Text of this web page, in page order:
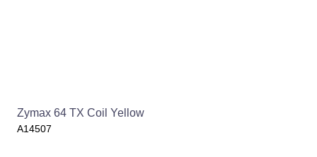
Zymax 64 TX Coil Yellow
A14507